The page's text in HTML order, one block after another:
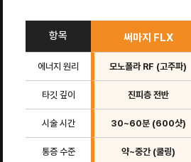
항목 써마지 FLX
에너지 원리 모노폴라 RF (고주파)
타깃 깊이 진피층 전반
시술 시간 30~60분 (600샷)
통증 수준 약~중간 (쿨링)